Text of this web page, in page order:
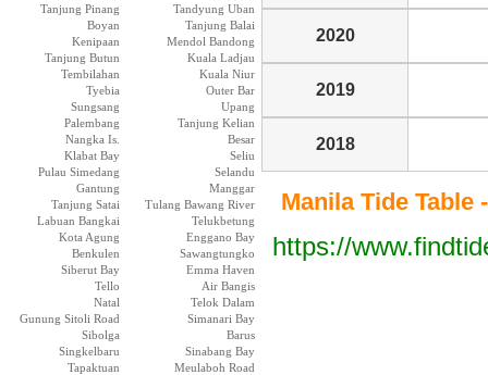
Tanjung Pinang
Tandyung Uban
Boyan
Tanjung Balai
Kenipaan
Mendol Bandong
Tanjung Butun
Kuala Ladjau
Tembilahan
Kuala Niur
Tyebia
Outer Bar
Sungsang
Upang
Palembang
Tanjung Kelian
Nangka Is.
Besar
Klabat Bay
Seliu
Pulau Simedang
Selandu
Gantung
Manggar
Tanjung Satai
Tulang Bawang River
Labuan Bangkai
Telukbetung
Kota Agung
Enggano Bay
Benkulen
Sawangtungko
Siberut Bay
Emma Haven
Tello
Air Bangis
Natal
Telok Dalam
Gunung Sitoli Road
Simanari Bay
Sibolga
Barus
Singkelbaru
Sinabang Bay
Tapaktuan
Meulaboh Road
2020
2019
2018
Manila Tide Table
https://